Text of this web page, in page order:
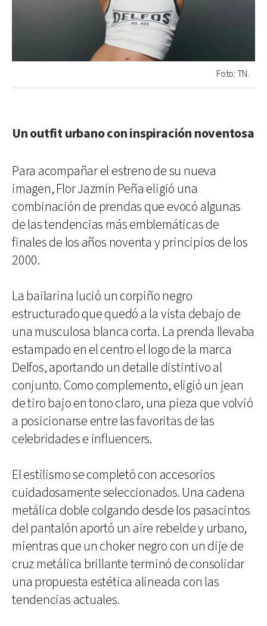
Foto: TN.
Un outfit urbano con inspiración noventosa
Para acompañar el estreno de su nueva
imagen, Flor Jazmín Peña eligió una
combinación de prendas que evocó algunas
de las tendencias más emblemáticas de
finales de los años noventa y principios de los
2000.
La bailarina lució un corpiño negro
estructurado que quedó a la vista debajo de
una musculosa blanca corta. La prenda llevaba
estampado en el centro el logo de la marca
Delfos, aportando un detalle distintivo al
conjunto. Como complemento, eligió un jean
de tiro bajo en tono claro, una pieza que volvió
a posicionarse entre las favoritas de las
celebridades e influencers.
El estilismo se completó con accesorios
cuidadosamente seleccionados. Una cadena
metálica doble colgando desde los pasacintos
del pantalón aportó un aire rebelde y urbano,
mientras que un choker negro con un dije de
cruz metálica brillante terminó de consolidar
una propuesta estética alineada con las
tendencias actuales.